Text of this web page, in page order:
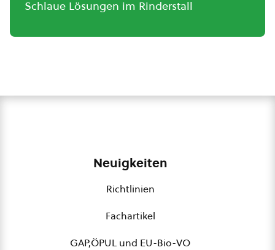
Schlaue Lösungen im Rinderstall
Neuigkeiten
Richtlinien
Fachartikel
GAP,ÖPUL und EU-Bio-VO